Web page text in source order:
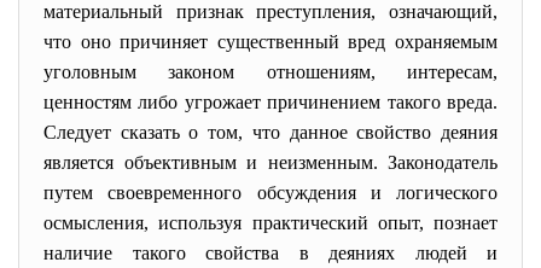
материальный признак преступления, означающий,
что оно причиняет существенный вред охраняемым
уголовным законом отношениям, интересам,
ценностям либо угрожает причинением такого вреда.
Следует сказать о том, что данное свойство деяния
является объективным и неизменным. Законодатель
путем своевременного обсуждения и логического
осмысления, используя практический опыт, познает
наличие такого свойства в деяниях людей и